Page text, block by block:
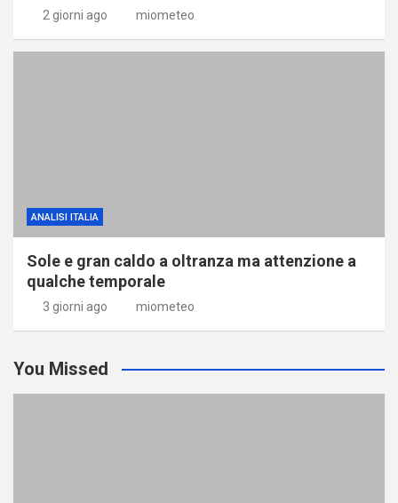
2 giorni ago miometeo
ANALISI ITALIA
Sole e gran caldo a oltranza ma attenzione a
qualche temporale
3 giorni ago miometeo
You Missed